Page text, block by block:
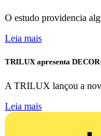
O estudo providencia
Leia mais
TRILUX apresenta
A TRILUX lançou a
Leia mais